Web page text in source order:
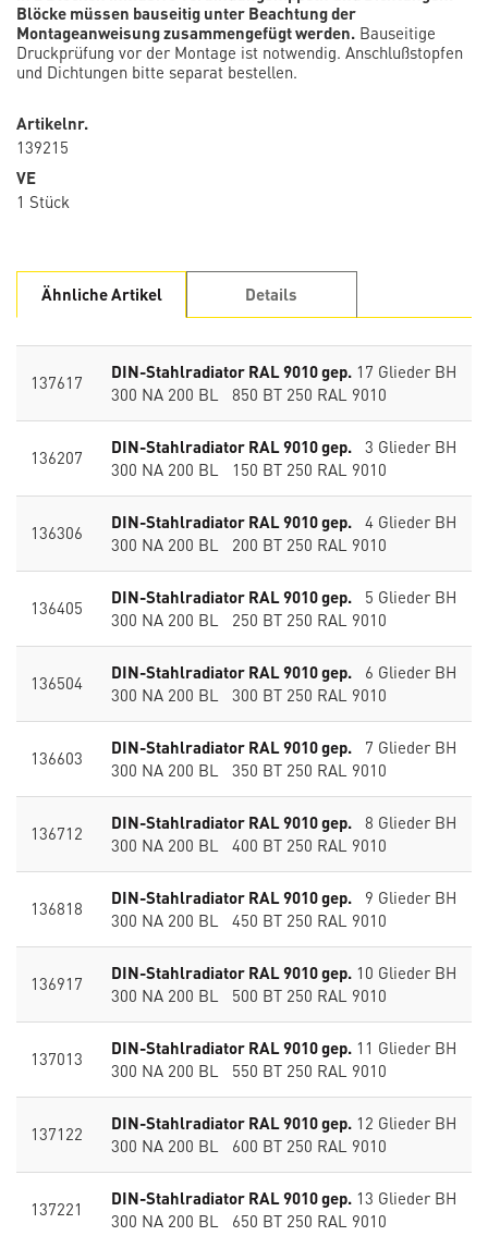
Blöcke müssen bauseitig unter Beachtung der
Montageanweisung zusammengefügt werden. Bauseitige
Druckprüfung vor der Montage ist notwendig. Anschlußstopfen
und Dichtungen bitte separat bestellen.
Artikelnr.
139215
VE
1 Stück
Ähnliche Artikel Details
137617 DIN-Stahlradiator RAL 9010 gep. 17 Glieder BH
300 NA 200 BL 850 BT 250 RAL 9010
136207 DIN-Stahlradiator RAL 9010 gep. 3 Glieder BH
300 NA 200 BL 150 BT 250 RAL 9010
136306 DIN-Stahlradiator RAL 9010 gep. 4 Glieder BH
300 NA 200 BL 200 BT 250 RAL 9010
136405 DIN-Stahlradiator RAL 9010 gep. 5 Glieder BH
300 NA 200 BL 250 BT 250 RAL 9010
136504 DIN-Stahlradiator RAL 9010 gep. 6 Glieder BH
300 NA 200 BL 300 BT 250 RAL 9010
136603 DIN-Stahlradiator RAL 9010 gep. 7 Glieder BH
300 NA 200 BL 350 BT 250 RAL 9010
136712 DIN-Stahlradiator RAL 9010 gep. 8 Glieder BH
300 NA 200 BL 400 BT 250 RAL 9010
136818 DIN-Stahlradiator RAL 9010 gep. 9 Glieder BH
300 NA 200 BL 450 BT 250 RAL 9010
136917 DIN-Stahlradiator RAL 9010 gep. 10 Glieder BH
300 NA 200 BL 500 BT 250 RAL 9010
137013 DIN-Stahlradiator RAL 9010 gep. 11 Glieder BH
300 NA 200 BL 550 BT 250 RAL 9010
137122 DIN-Stahlradiator RAL 9010 gep. 12 Glieder BH
300 NA 200 BL 600 BT 250 RAL 9010
137221 DIN-Stahlradiator RAL 9010 gep. 13 Glieder BH
300 NA 200 BL 650 BT 250 RAL 9010